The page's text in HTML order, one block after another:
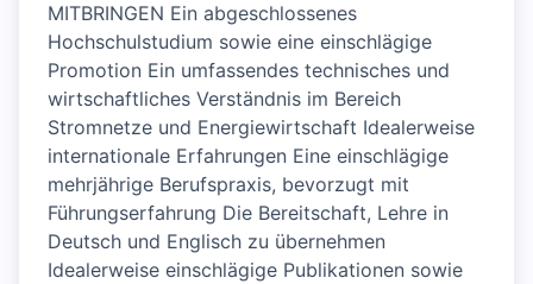
MITBRINGEN Ein abgeschlossenes
Hochschulstudium sowie eine einschlägige
Promotion Ein umfassendes technisches und
wirtschaftliches Verständnis im Bereich
Stromnetze und Energiewirtschaft Idealerweise
internationale Erfahrungen Eine einschlägige
mehrjährige Berufspraxis, bevorzugt mit
Führungserfahrung Die Bereitschaft, Lehre in
Deutsch und Englisch zu übernehmen
Idealerweise einschlägige Publikationen sowie